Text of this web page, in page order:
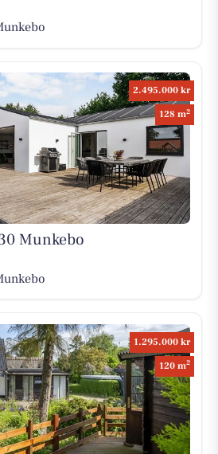
2.495.000 kr
128 m2
Munkebo
1.295.000 kr
120 m2